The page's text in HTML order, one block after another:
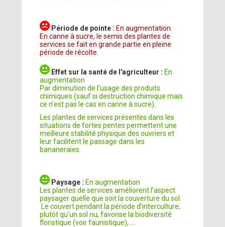
Période de pointe : En augmentation
En canne à sucre, le semis des plantes de
services se fait en grande partie en pleine
période de récolte.
Effet sur la santé de l'agriculteur : En
augmentation
Par diminution de l’usage des produits
chimiques (sauf si destruction chimique mais
ce n’est pas le cas en canne à sucre).
Les plantes de services présentes dans les
situations de fortes pentes permettent une
meilleure stabilité physique des ouvriers et
leur facilitent le passage dans les
bananeraies.
Paysage : En augmentation
Les plantes de services améliorent l’aspect
paysager quelle que soit la couverture du sol.
Le couvert pendant la période d’interculture,
plutôt qu’un sol nu, favorise la biodiversité
floristique (voir faunistique), ...